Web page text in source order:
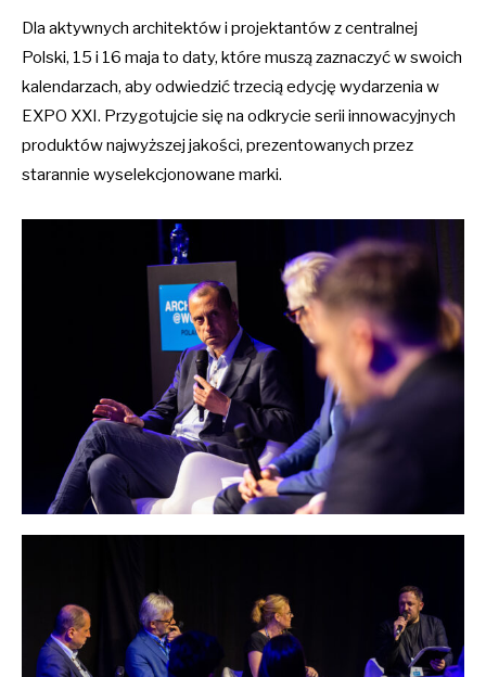
Dla aktywnych architektów i projektantów z centralnej
Polski, 15 i 16 maja to daty, które muszą zaznaczyć w swoich
kalendarzach, aby odwiedzić trzecią edycję wydarzenia w
EXPO XXI. Przygotujcie się na odkrycie serii innowacyjnych
produktów najwyższej jakości, prezentowanych przez
starannie wyselekcjonowane marki.